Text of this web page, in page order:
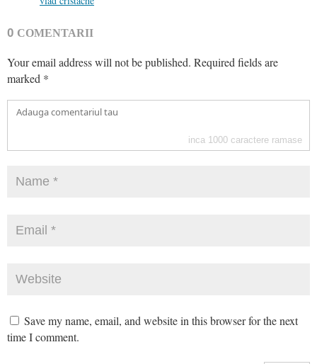
0 COMENTARII
Your email address will not be published. Required fields are
marked *
inca 1000 caractere ramase
Save my name, email, and website in this browser for the next
time I comment.